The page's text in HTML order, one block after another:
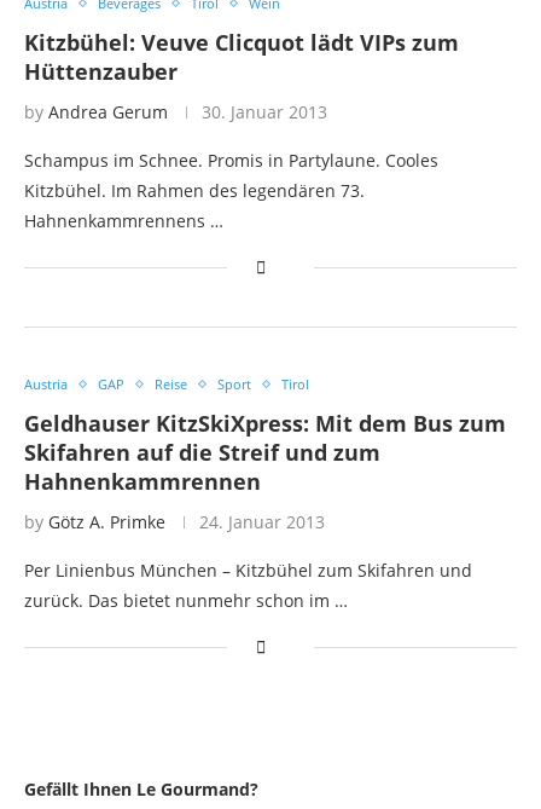
Kitzbühel: Veuve Clicquot lädt VIPs zum
Hüttenzauber
by Andrea Gerum 30. Januar 2013
Schampus im Schnee. Promis in Partylaune. Cooles
Kitzbühel. Im Rahmen des legendären 73.
Hahnenkammrennens …
Austria GAP Reise Sport Tirol
Geldhauser KitzSkiXpress: Mit dem Bus zum
Skifahren auf die Streif und zum
Hahnenkammrennen
by Götz A. Primke 24. Januar 2013
Per Linienbus München – Kitzbühel zum Skifahren und
zurück. Das bietet nunmehr schon im …
Gefällt Ihnen Le Gourmand?